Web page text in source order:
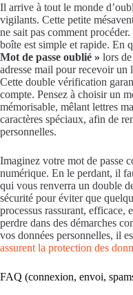
Il arrive à tout le monde
vigilants. Cette petite
ne sait pas comment
boîte est simple et rapide. En
Mot de passe oublié » lors
adresse mail pour recevoir
Cette double vérification
compte. Pensez à choisir un
mémorisable, mêlant lettres
caractères spéciaux, afin de
personnelles.
Imaginez votre mot de passe
numérique. En le perdant, il
qui vous renverra un double
sécurité pour éviter que
processus rassurant, efficace,
perdre dans des démarches
vos données personnelles, il
assurent la protection des
FAQ (connexion, envoi,